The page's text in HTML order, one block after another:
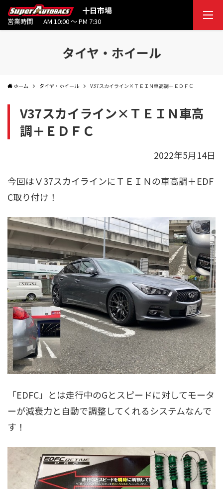
十日市場
営業時間 AM 10:00 ～ PM 7:30
タイヤ・ホイール
ホーム タイヤ・ホイール V37スカイライン×ＴＥＩＮ車高調＋ＥＤＦＣ
V37スカイライン×ＴＥＩＮ車高
調＋ＥＤＦＣ
2022年5月14日
今回はⅤ37スカイラインにＴＥＩＮの車高調＋EDF
C取り付け！
「EDFC」とは走行中のGとスピードに対してモータ
ーが減衰力と自動で調整してくれるシステムなんで
す！